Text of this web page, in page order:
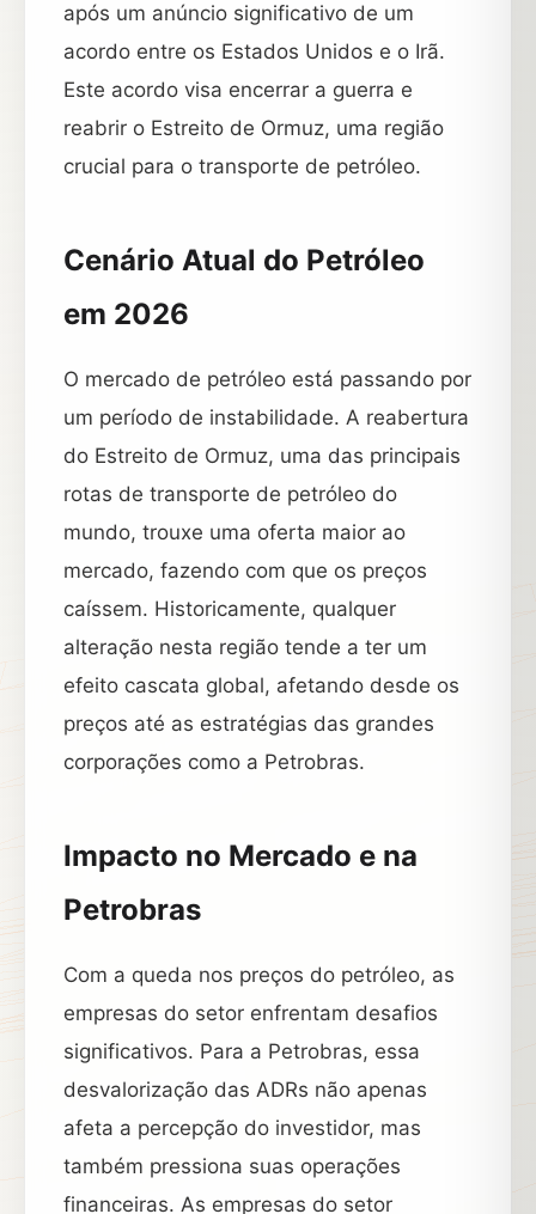
após um anúncio significativo de um
acordo entre os Estados Unidos e o Irã.
Este acordo visa encerrar a guerra e
reabrir o Estreito de Ormuz, uma região
crucial para o transporte de petróleo.
Cenário Atual do Petróleo
em 2026
O mercado de petróleo está passando por
um período de instabilidade. A reabertura
do Estreito de Ormuz, uma das principais
rotas de transporte de petróleo do
mundo, trouxe uma oferta maior ao
mercado, fazendo com que os preços
caíssem. Historicamente, qualquer
alteração nesta região tende a ter um
efeito cascata global, afetando desde os
preços até as estratégias das grandes
corporações como a Petrobras.
Impacto no Mercado e na
Petrobras
Com a queda nos preços do petróleo, as
empresas do setor enfrentam desafios
significativos. Para a Petrobras, essa
desvalorização das ADRs não apenas
afeta a percepção do investidor, mas
também pressiona suas operações
financeiras. As empresas do setor